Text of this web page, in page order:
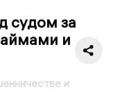
судом за
и
и